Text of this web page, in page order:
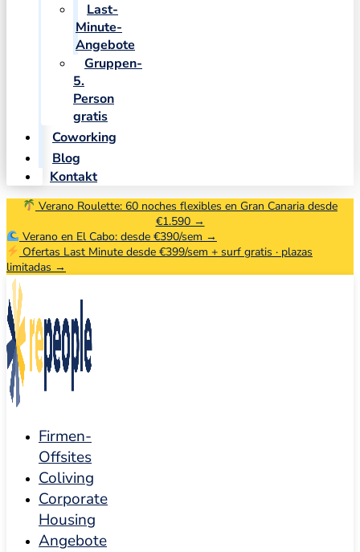
Last-
Minute-
Angebote
Gruppen-
5.
Person
gratis
Coworking
Blog
Kontakt
Verano Roulette: 60 noches flexibles en Gran Canaria desde
€1.590 →
Verano en El Cabo: desde €390/sem →
Ofertas Last Minute desde €399/sem + surf gratis · plazas
limitadas →
Firmen-
Offsites
Coliving
Corporate
Housing
Angebote